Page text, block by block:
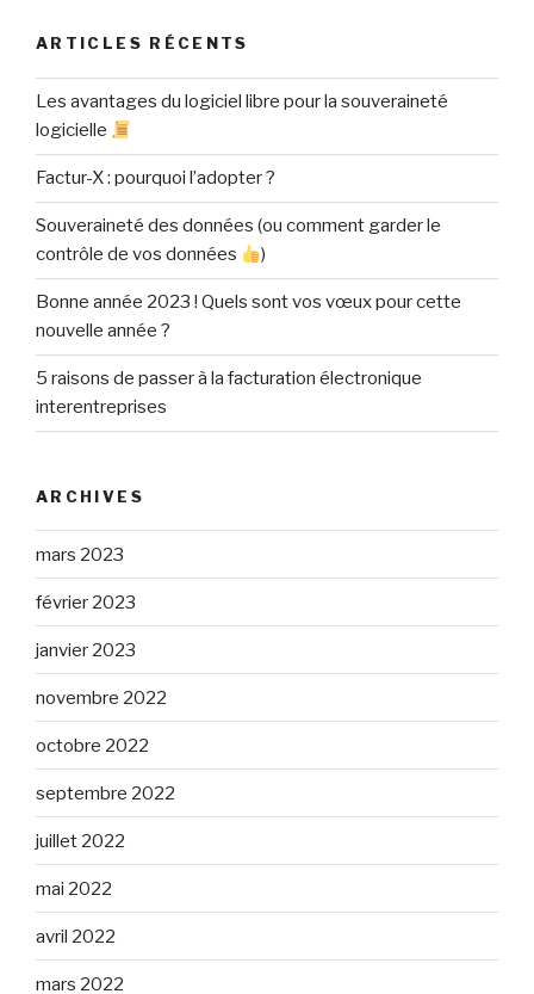
ARTICLES RÉCENTS
Les avantages du logiciel libre pour la souveraineté
logicielle
Factur-X : pourquoi l’adopter ?
Souveraineté des données (ou comment garder le
contrôle de vos données
)
Bonne année 2023 ! Quels sont vos vœux pour cette
nouvelle année ?
5 raisons de passer à la facturation électronique
interentreprises
ARCHIVES
mars 2023
février 2023
janvier 2023
novembre 2022
octobre 2022
septembre 2022
juillet 2022
mai 2022
avril 2022
mars 2022